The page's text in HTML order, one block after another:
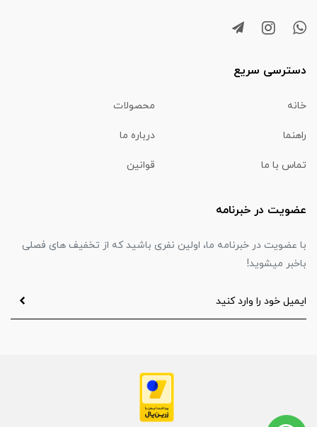
دسترسی سریع
خانه محصولات
راهنما درباره ما
تماس با ما قوانین
عضویت در خبرنامه
با عضویت در خبرنامه ما، اولین نفری باشید که از تخفیف های فصلی
باخبر میشوید!